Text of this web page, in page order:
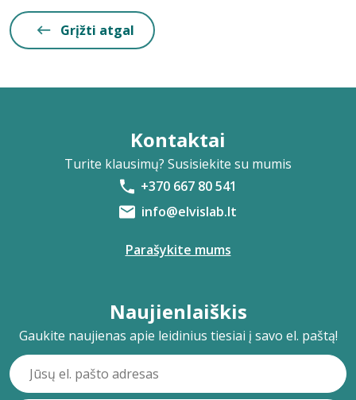
Grįžti atgal
Kontaktai
Turite klausimų? Susisiekite su mumis
+370 667 80 541
info@elvislab.lt
Parašykite mums
Naujienlaiškis
Gaukite naujienas apie leidinius tiesiai į savo el. paštą!